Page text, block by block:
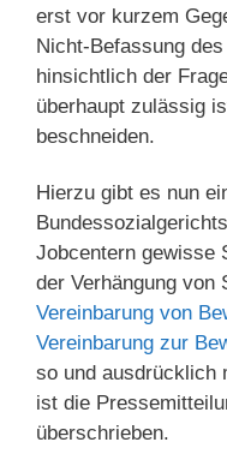
erst vor kurzem
Nicht-Befassung
hinsichtlich der
überhaupt zulässig
beschneiden.
Hierzu gibt es nun
Jobcentern gewisse
der Verhängung von
Vereinbarung von
Vereinbarung zur
so und ausdrücklich
ist die
überschrieben.